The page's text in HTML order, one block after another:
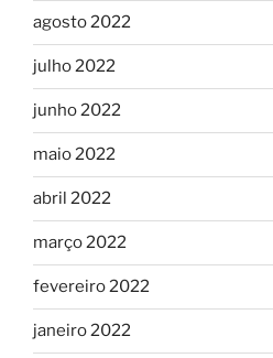
agosto 2022
julho 2022
junho 2022
maio 2022
abril 2022
março 2022
fevereiro 2022
janeiro 2022